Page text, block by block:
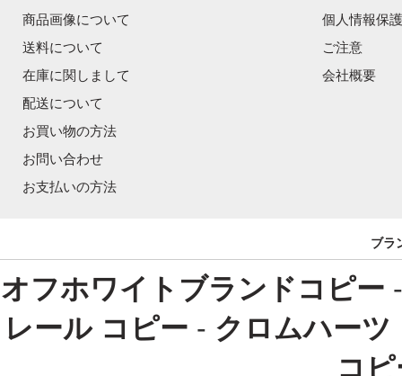
商品画像について
送料について
在庫に関しまして
配送について
お買い物の方法
お問い合わせ
お支払いの方法
個人情報保
ご注意
会社概要
ブラ
オフホワイトブランドコピー
レール コピー - クロムハーツ
コ